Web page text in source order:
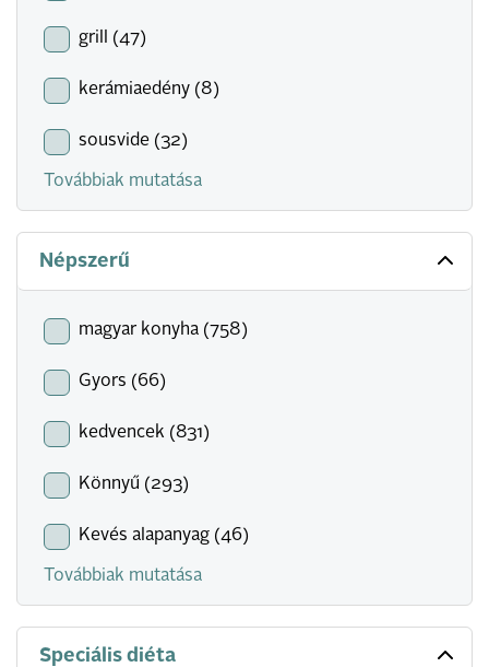
grill (47)
kerámiaedény (8)
sousvide (32)
Továbbiak mutatása
Népszerű
magyar konyha (758)
Gyors (66)
kedvencek (831)
Könnyű (293)
Kevés alapanyag (46)
Továbbiak mutatása
Speciális diéta